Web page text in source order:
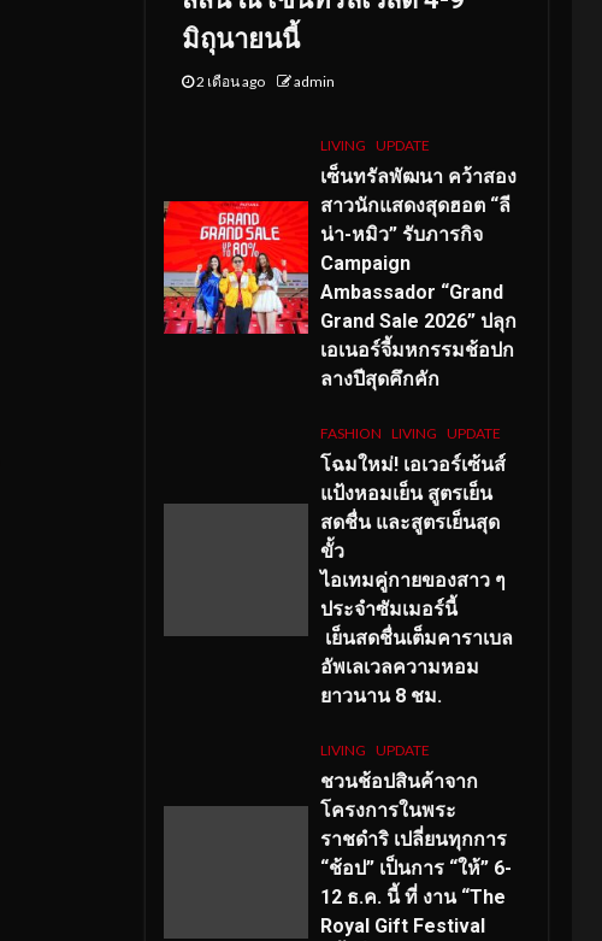
มิถุนายนนี้
2 เดือน ago admin
LIVING UPDATE
เซ็นทรัลพัฒนา คว้าสอง
สาวนักแสดงสุดฮอต “ลี
น่า-หมิว” รับภารกิจ
Campaign
Ambassador “Grand
Grand Sale 2026” ปลุก
เอเนอร์จี้มหกรรมช้อปก
ลางปีสุดคึกคัก
FASHION LIVING UPDATE
โฉมใหม่! เอเวอร์เซ้นส์
แป้งหอมเย็น สูตรเย็น
สดชื่น และสูตรเย็นสุด
ขั้ว
ไอเทมคู่กายของสาว ๆ
ประจำซัมเมอร์นี้
เย็นสดชื่นเต็มคาราเบล
อัพเลเวลความหอม
ยาวนาน 8 ชม.
LIVING UPDATE
ชวนช้อปสินค้าจาก
โครงการในพระ
ราชดำริ เปลี่ยนทุกการ
“ช้อป” เป็นการ “ให้” 6-
12 ธ.ค. นี้ ที่ งาน “The
Royal Gift Festival